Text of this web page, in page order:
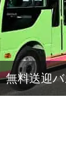
無料送迎